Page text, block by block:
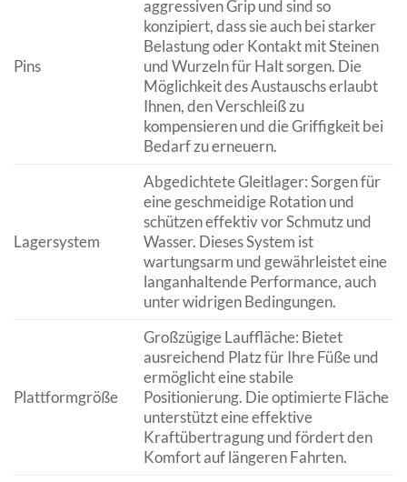
Pins
aggressiven Grip und sind so
konzipiert, dass sie auch bei starker
Belastung oder Kontakt mit Steinen
und Wurzeln für Halt sorgen. Die
Möglichkeit des Austauschs erlaubt
Ihnen, den Verschleiß zu
kompensieren und die Griffigkeit bei
Bedarf zu erneuern.
Lagersystem
Abgedichtete Gleitlager: Sorgen für
eine geschmeidige Rotation und
schützen effektiv vor Schmutz und
Wasser. Dieses System ist
wartungsarm und gewährleistet eine
langanhaltende Performance, auch
unter widrigen Bedingungen.
Plattformgröße
Großzügige Lauffläche: Bietet
ausreichend Platz für Ihre Füße und
ermöglicht eine stabile
Positionierung. Die optimierte Fläche
unterstützt eine effektive
Kraftübertragung und fördert den
Komfort auf längeren Fahrten.